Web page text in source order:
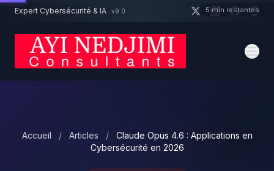
Aller au contenu principal
Expert Cybersécurité & IA v9.0
Accueil / Articles /
Claude Opus 4.6 : Applications en
Cybersécurité en 2026
Un projet cybersécurité ? 5 min restantes